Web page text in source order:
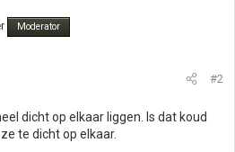
Moderator
#2
dicht op elkaar liggen. Is dat koud
te dicht op elkaar.